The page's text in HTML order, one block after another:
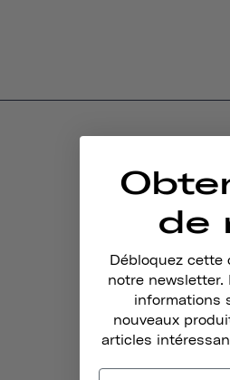
de
Débloquez cette
notre newsletter.
informations
nouveaux
articles